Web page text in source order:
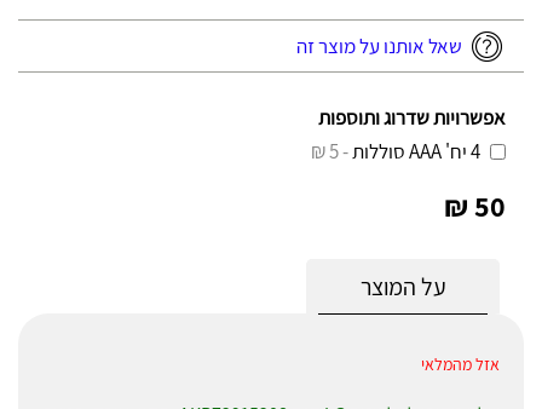
שאל אותנו על מוצר זה
אפשרויות שדרוג ותוספות
4 יח' AAA סוללות
- 5 ₪
50 ₪
על המוצר
אזל מהמלאי